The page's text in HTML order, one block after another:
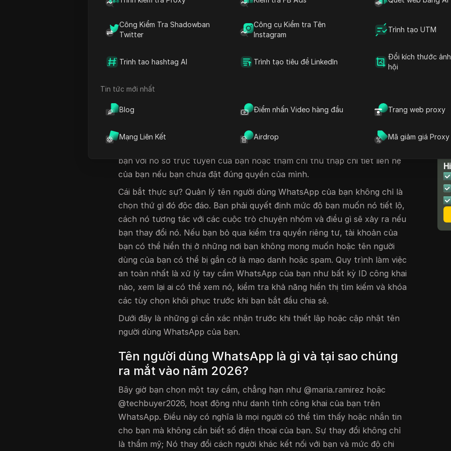
Công Kiểm Tra Shadowban
Twitter
Công cụ Kiểm tra Tên
Instagram
Trình tạo UTM
Trinh tao hashtag AI Trình tạo tiêu đề LinkedIn
Đổi kích thước
hội
Tin tức mới nhất
Blog Điểm nhấn Video hàng đầu Trang web proxy
Mạng Liên Kết Airdrop Mã giảm giá Proxy
liên kết với ID WhatsApp của bạn. Hầu hết người dùng nhảy thẳng vào
các mối quan tâm về quyền riêng tư, tự hỏi liệu việc chọn tên người dùng
có làm lộ số điện thoại của họ hay để họ liên hệ không mong muốn hay
Điều khó khăn là sự chuyển đổi từ danh tính số điện thoại cơ bản sang
cách mọi người tìm thấy bạn. Mặt khác, tên người dùng của bạn có thể
được liên kết với tài khoản của bạn theo những cách bạn có thể không
nền tảng. Đó là nơi rủi ro về quyền riêng tư xuất hiện: ai đó tìm kiếm tên
người dùng WhatsApp của bạn có thể kết nối các cuộc trò chuyện của
bạn với hồ sơ trực tuyến của bạn hoặc thậm chí thu thập chi tiết liên hệ
của bạn nếu bạn chưa đặt đúng quyền của mình.
Cái bắt thực sự? Quản lý tên người dùng WhatsApp của bạn không chỉ là
chọn thứ gì đó độc đáo. Bạn phải quyết định mức độ bạn muốn nó tiết lộ,
cách nó tương tác với các cuộc trò chuyện nhóm và điều gì sẽ xảy ra nếu
bạn thay đổi nó. Nếu bạn bỏ qua kiểm tra quyền riêng tư, tài khoản của
bạn có thể hiển thị ở những nơi bạn không mong muốn hoặc tên người
dùng của bạn có thể bị gắn cờ là mạo danh hoặc spam. Quy trình làm việc
an toàn nhất là xử lý tay cầm WhatsApp của bạn như bất kỳ ID công khai
nào, xem lại ai có thể xem nó, kiểm tra khả năng hiển thị tìm kiếm và khóa
các tùy chọn khôi phục trước khi bạn bắt đầu chia sẻ.
Dưới đây là những gì cần xác nhận trước khi thiết lập hoặc cập nhật tên
người dùng WhatsApp của bạn.
Tên người dùng WhatsApp là gì và tại sao chúng
ra mắt vào năm 2026?
Bây giờ bạn chọn một tay cầm, chẳng hạn như @maria.ramirez hoặc
@techbuyer2026, hoạt động như danh tính công khai của bạn trên
WhatsApp. Điều này có nghĩa là mọi người có thể tìm thấy hoặc nhắn tin
cho bạn mà không cần biết số điện thoại của bạn. Sự thay đổi không chỉ
là thẩm mỹ; Nó thay đổi cách người khác kết nối với bạn và mức độ chi